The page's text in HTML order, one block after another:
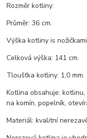
Rozměr kotliny:
Průměr: 36 cm.
Výška kotliny is
Celková výška: 141 cm.
Tloušťka kotliny: 1,0 mm.
Kotlina obsahuje:
na komín, popelník,
Materiál: kvalitní